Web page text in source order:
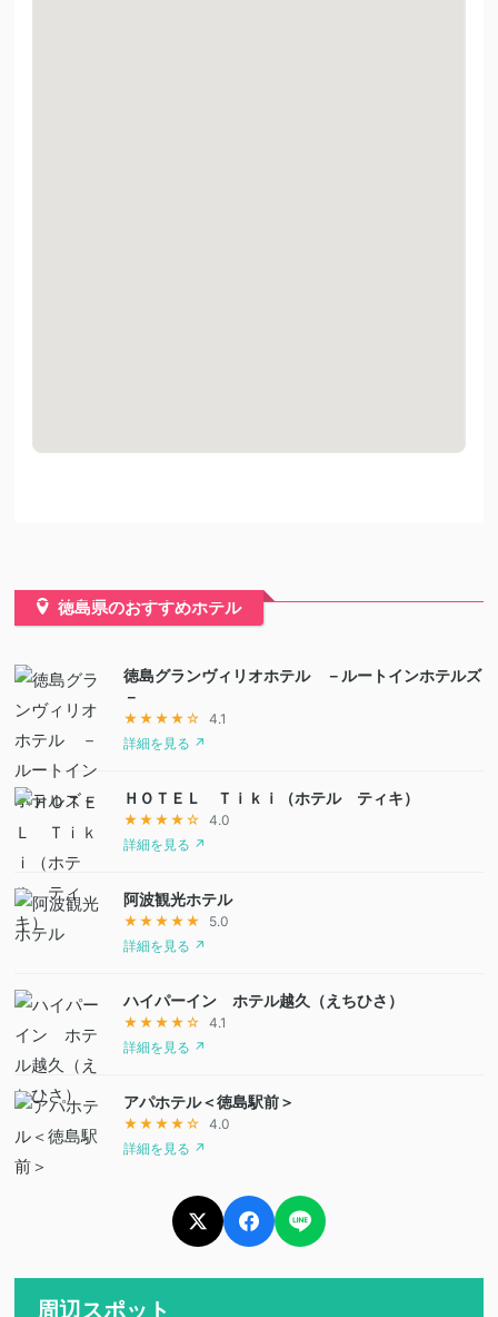
徳島県のおすすめホテル
徳島グランヴィリオホテル －ルートインホテルズ
－
★★★★☆
4.1
詳細を見る ↗
ＨＯＴＥＬ Ｔｉｋｉ（ホテル ティキ）
★★★★☆
4.0
詳細を見る ↗
阿波観光ホテル
★★★★★
5.0
詳細を見る ↗
ハイパーイン ホテル越久（えちひさ）
★★★★☆
4.1
詳細を見る ↗
アパホテル＜徳島駅前＞
★★★★☆
4.0
詳細を見る ↗
周辺スポット